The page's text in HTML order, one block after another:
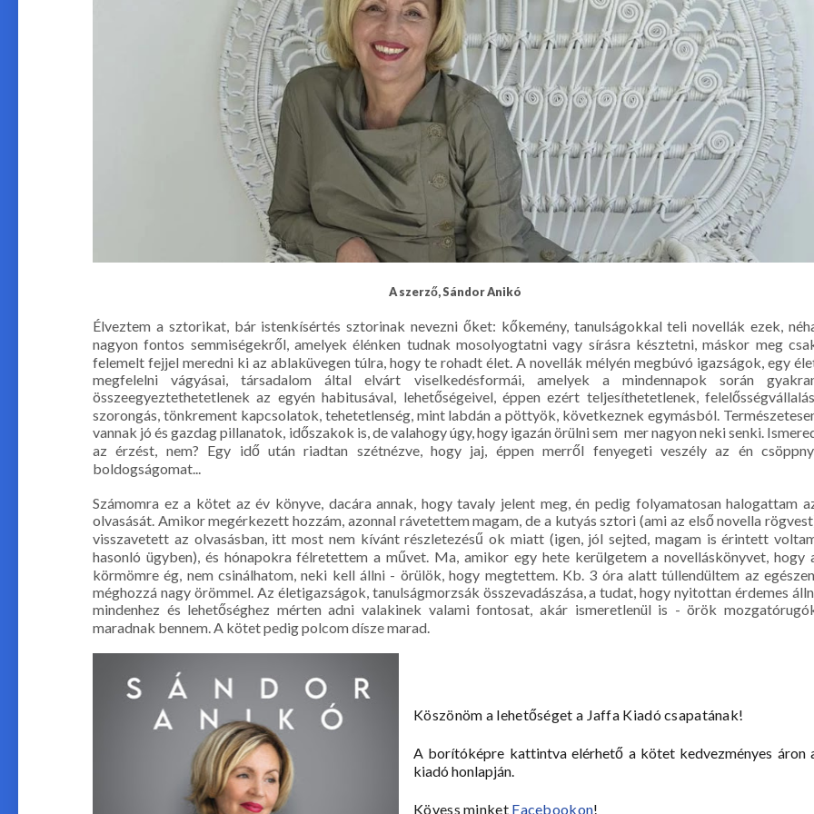
A szerző, Sándor Anikó
Élveztem a sztorikat, bár istenkísértés sztorinak nevezni őket: kőkemény, tanulságokkal teli novellák ezek,
nagyon fontos semmiségekről, amelyek élénken tudnak mosolyogtatni vagy sírásra késztetni, máskor meg
felemelt fejjel meredni ki az ablaküvegen túlra, hogy te rohadt élet. A novellák mélyén megbúvó igazságok, egy
megfelelni vágyásai, társadalom által elvárt viselkedésformái, amelyek a mindennapok során
összeegyeztethetetlenek az egyén habitusával, lehetőségeivel, éppen ezért teljesíthetetlenek, felelősségvállalás,
szorongás, tönkrement kapcsolatok, tehetetlenség, mint labdán a pöttyök, következnek egymásból.
vannak jó és gazdag pillanatok, időszakok is, de valahogy úgy, hogy igazán örülni sem mer nagyon neki senki.
az érzést, nem? Egy idő után riadtan szétnézve, hogy jaj, éppen merről fenyegeti veszély az én
boldogságomat...
Számomra ez a kötet az év könyve, dacára annak, hogy tavaly jelent meg, én pedig folyamatosan halogattam
olvasását. Amikor megérkezett hozzám, azonnal rávetettem magam, de a kutyás sztori (ami az első novella
visszavetett az olvasásban, itt most nem kívánt részletezésű ok miatt (igen, jól sejted, magam is érintett
hasonló ügyben), és hónapokra félretettem a művet. Ma, amikor egy hete kerülgetem a novelláskönyvet, hogy
körmömre ég, nem csinálhatom, neki kell állni - örülök, hogy megtettem. Kb. 3 óra alatt túllendültem az egészen,
méghozzá nagy örömmel. Az életigazságok, tanulságmorzsák összevadászása, a tudat, hogy nyitottan érdemes
mindenhez és lehetőséghez mérten adni valakinek valami fontosat, akár ismeretlenül is - örök
maradnak bennem. A kötet pedig polcom dísze marad.
Köszönöm a lehetőséget a Jaffa Kiadó csapatának!
A borítóképre kattintva elérhető a kötet kedvezményes áron
kiadó honlapján.
Kövess minket Facebookon!